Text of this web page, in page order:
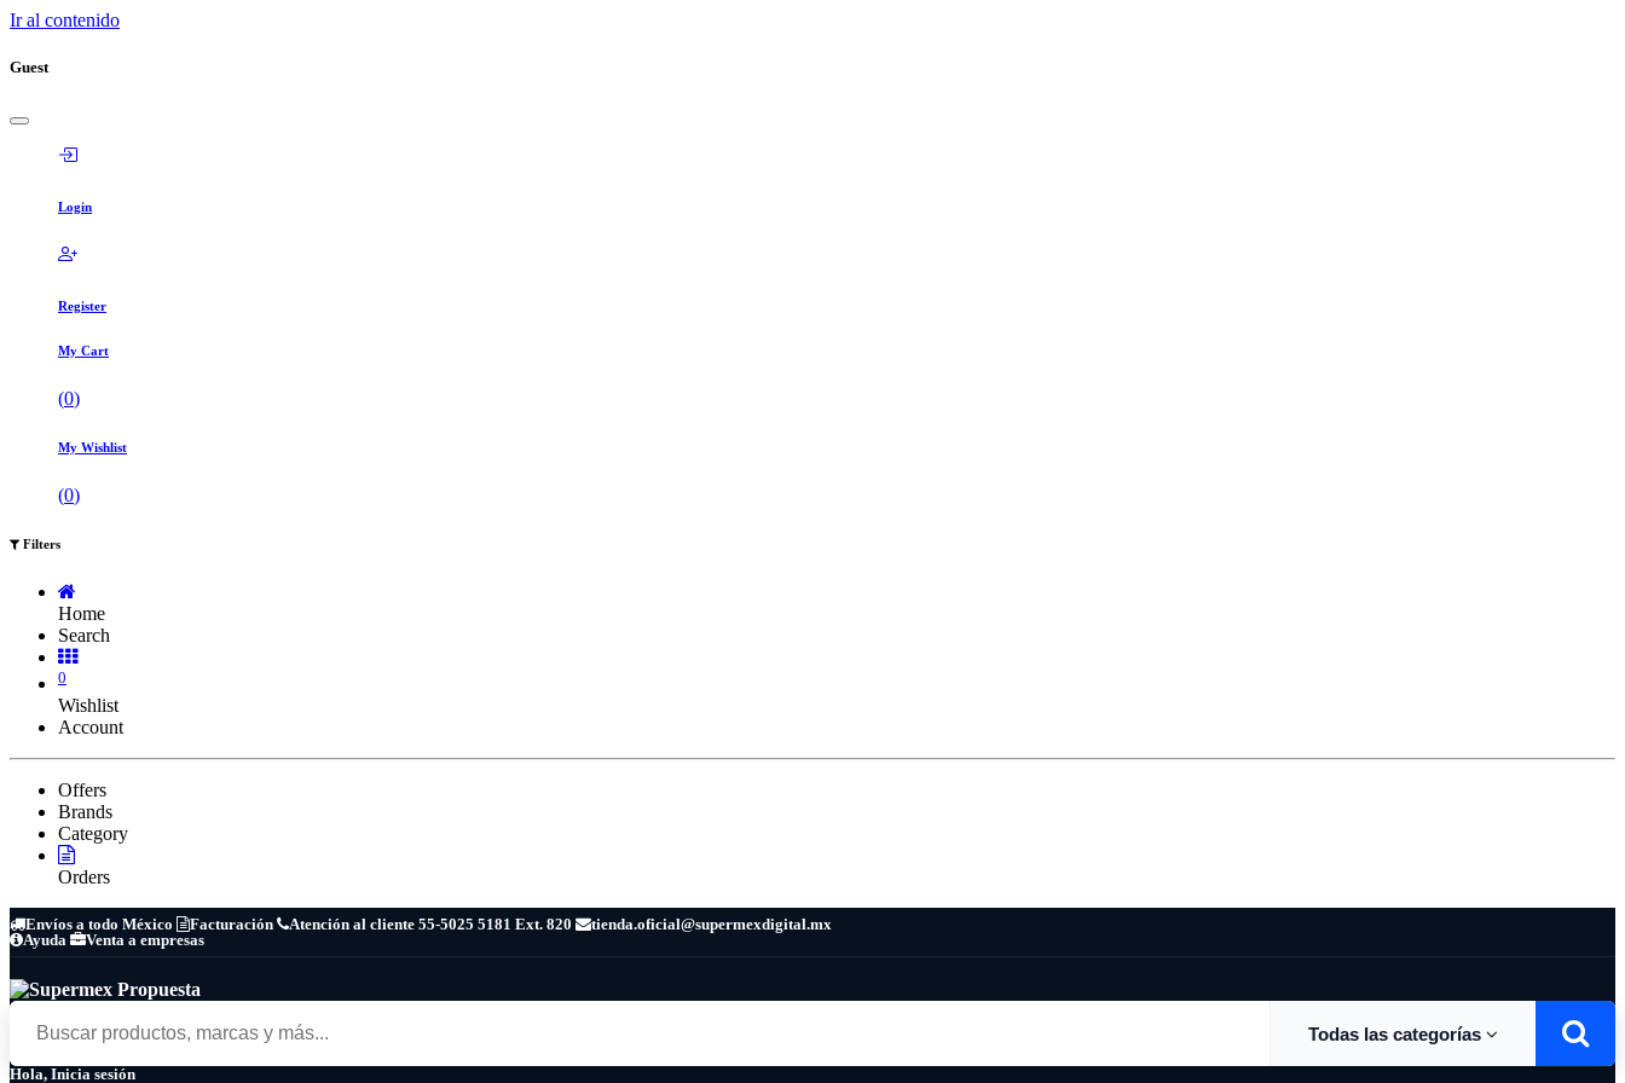
Ir al contenido
Guest
Login
Register
My Cart
(0)
My Wishlist
(0)
Filters
Home
Search
0
Wishlist
Account
Offers
Brands
Category
Orders
Envíos a todo México Facturación Atención al cliente 55-5025 5181 Ext. 820
tienda.oficial@supermexdigital.mx
Ayuda
Venta a empresas
Todas las categorías
Hola, Inicia sesión